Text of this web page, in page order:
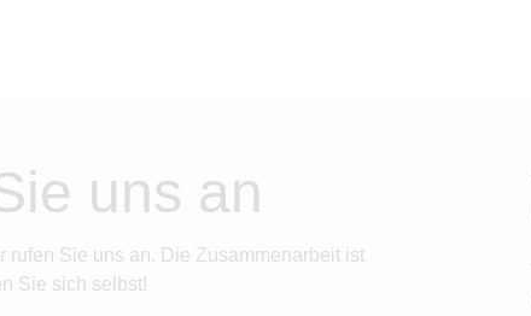
uns an
rufen Sie uns an. Die Zusammenarbeit ist
Sie sich selbst!